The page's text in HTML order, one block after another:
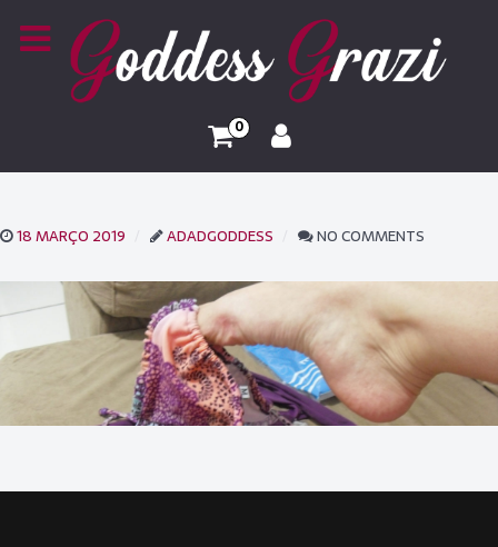
0
18 MARÇO 2019 ADADGODDESS NO COMMENTS